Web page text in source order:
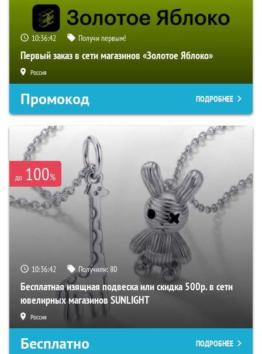
10:36:41 Получи первым!
Первый заказ в сети магазинов «Золотое Яблоко»
Россия
Промокод ПОДРОБНЕЕ
до 100%
10:36:41 Получили:80
Бесплатная изящная подвеска или скидка 500р. в сети
ювелирных магазинов SUNLIGHT
Россия
Бесплатно ПОДРОБНЕЕ